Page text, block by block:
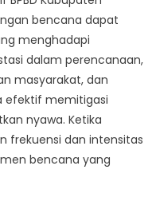
bencana dapat
menghadapi
dalam perencanaan,
masyarakat, dan
efektif memitigasi
nyawa. Ketika
frekuensi dan intensitas
bencana yang